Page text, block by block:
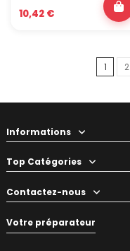
10,42 €
1 2
Informations
Top Catégories
Contactez-nous
Votre préparateur